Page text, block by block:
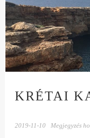
KRÉTAI
2019-11-10 Megjegyzés